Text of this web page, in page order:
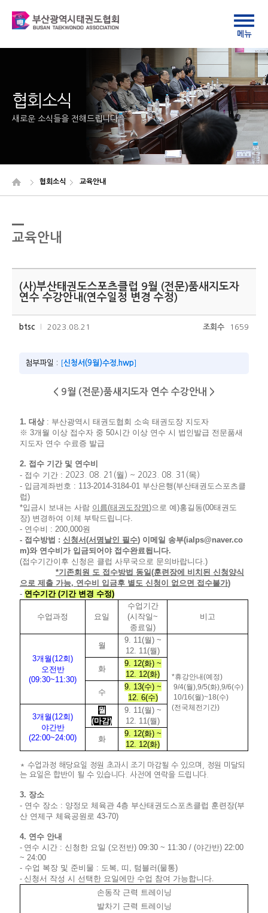
협회소식
새로운 소식들을 전해드립니다
협회소식 교육안내
교육안내
(사)부산태권도스포츠클럽 9월 (전문)품새지도자
연수 수강안내(연수일정 변경 수정)
btsc 2023.08.21 조회수 1659
첨부파일 : [신청서(9월)수정.hwp]
< 9월 (전문)품새지도자 연수 수강안내 >
1. 대상 : 부산광역시 태권도협회 소속 태권도장 지도자
※ 3개월 이상 접수자 중 50시간 이상 연수 시 법인발급 전문품새
지도자 연수 수료증 발급
2. 접수 기간 및 연수비
- 접수 기간 : 2023. 08. 21(월 ) ~ 2023. 08. 31(목)
- 입금계좌번호 : 113-2014-3184-01 부산은행(부산태권도스포츠클
럽)
*입금시 보내는 사람 이름(태권도장명)으로 예)홍길동(00태권도
장) 변경하여 이체 부탁드립니다
- 연수비 : 200,000원
- 접수방법 : 신청서(서명날인 필수) 이메일 송부(ialps@naver.co
m)와 연수비가 입금되어야 접수완료됩니다.
(접수기간이후 신청은 클럽 사무국으로 문의바랍니다. )
*기존회원 도 접수방법 동일(훈련장에 비치된 신청양식
으로 제출 가능, 연수비 입금후 별도 신청이 없으면 접수불가)
- 연수기간 (기간 변경 수정)
수업과정 요일
수업기간
(시작일~
종료일)
비고
3개월(12회)
오전반
(09:30~11:30)
월
9. 11(월) ~
12. 11(뭘)
*휴강안내(예정)
9/4(월),9/5(화),9/6(수)
10/16(월)~18(수)
(전국체전기간)
화
9. 12(화) ~
12. 12(화)
수
9. 13(수) ~
12. 6(수)
3개월(12회)
야간반
(22:00~24:00)
월
(마감)
9. 11(월) ~
12. 11(뭘)
화
9. 12(화) ~
12. 12(화)
* 수업과정 해당요일 정원 초과시 조기 마감될 수 있으며, 정원 미달되
는 요일은 합반이 될 수 있습니다. 사전에 연락을 드립니다.
3. 장소
- 연수 장소 : 양정모 체육관 4층 부산태권도스포츠클럽 훈련장(부
산 연제구 체육공원로 43-70)
4. 연수 안내
- 연수 시간 : 신청한 요일 (오전반) 09:30 ~ 11:30 / (야간반) 22:00
~ 24:00
- 수업 복장 및 준비물 : 도복 띠 텀블러(물통)
- 신청서 작성 시 선택한 요일에만 수업 참여 가능합니다
손동작 근력 트레이닝
발차기 근력 트레이닝